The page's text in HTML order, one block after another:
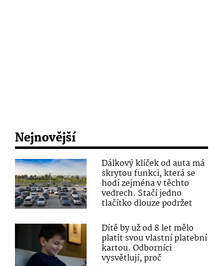
Nejnovější
Dálkový klíček od auta má
skrytou funkci, která se
hodí zejména v těchto
vedrech. Stačí jedno
tlačítko dlouze podržet
Dítě by už od 8 let mělo
platit svou vlastní platební
kartou. Odborníci
vysvětlují, proč